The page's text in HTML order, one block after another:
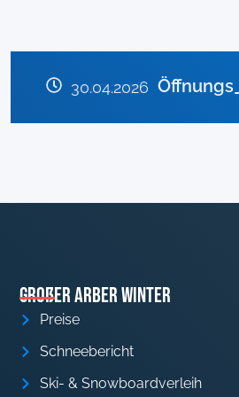
30.04.2026 Anlagen
Großer Arber Winter
Preise
Schneebericht
Ski- & Snowboardverleih